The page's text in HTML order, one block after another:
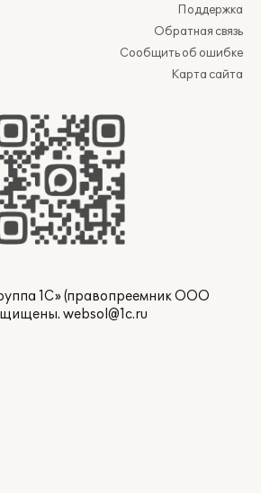
Поддержка
Обратная связь
Сообщить об ошибке
Карта сайта
1С» (правопреемник ООО
websol@1c.ru